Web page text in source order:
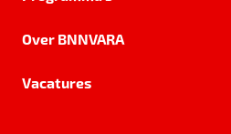
Over BNNVARA
Vacatures